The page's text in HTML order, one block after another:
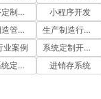
小程序定制开发
小程序开发
生产制造管理系统
生产制造行业案例
业案例
系统定制开发案例
软件系统定制开发 进销存系统